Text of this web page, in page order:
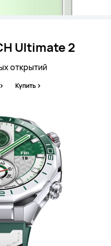
Ultimate 2
открытий
Купить